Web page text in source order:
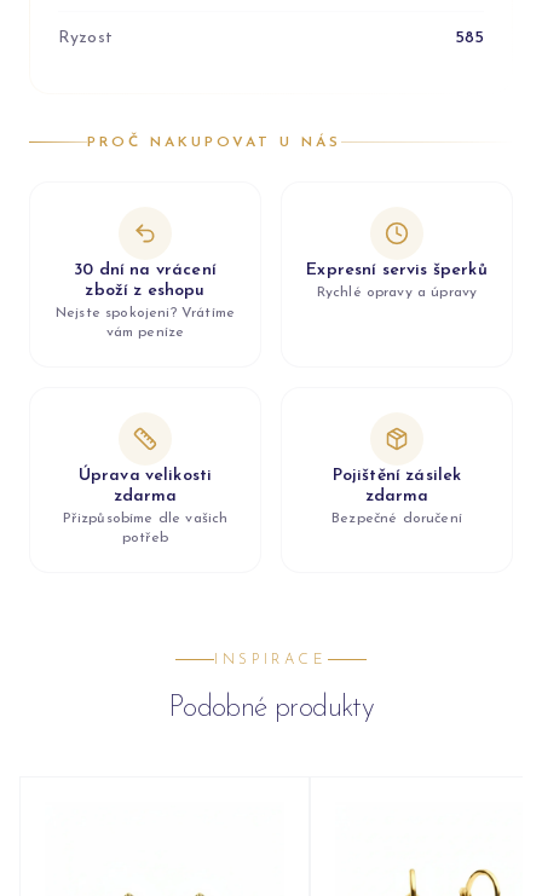
Ryzost 585
PROČ NAKUPOVAT U NÁS
30 dní na vrácení
zboží z eshopu
Nejste spokojeni? Vrátíme
vám peníze
Expresní servis šperků
Rychlé opravy a úpravy
Úprava velikosti
zdarma
Přizpůsobíme dle vašich
potřeb
Pojištění zásilek
zdarma
Bezpečné doručení
INSPIRACE
Podobné produkty